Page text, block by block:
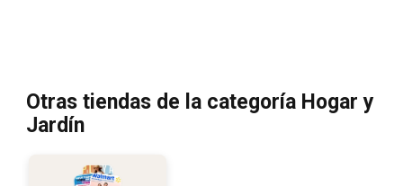
Otras tiendas de la categoría Hogar y
Jardín